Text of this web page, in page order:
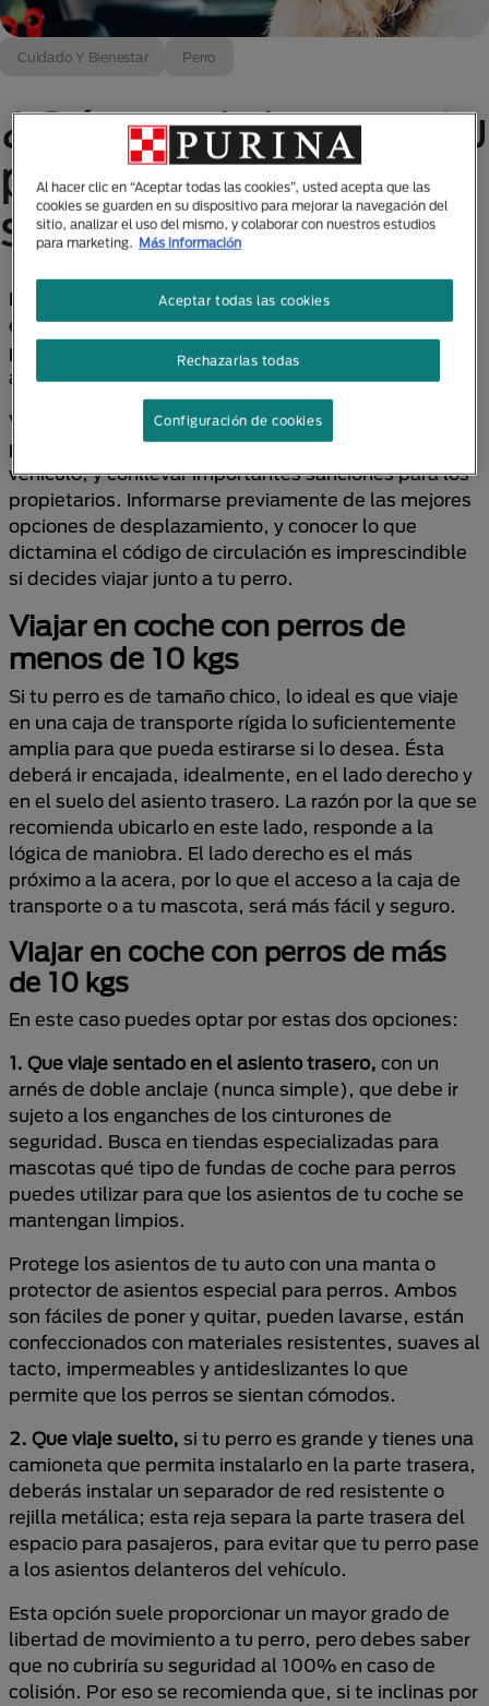
Cuidado Y Bienestar Perro
¿Cómo viajar con tu
perro de forma
segura en auto?
El auto es el mejor aliado para compartir nuevas
experiencias con tu amigo de cuatro patas. Es ideal
por el nivel de control y autonomía que te permite,
además de ser seguro y cómodo para tu mascota.
Viajar con mascotas es una responsabilidad que
puede poner en peligro a todos los ocupantes del
vehículo, y conllevar importantes sanciones para los
propietarios. Informarse previamente de las mejores
opciones de desplazamiento, y conocer lo que
dictamina el código de circulación es imprescindible
si decides viajar junto a tu perro.
Viajar en coche con perros de
menos de 10 kgs
Si tu perro es de tamaño chico, lo ideal es que viaje
en una caja de transporte rígida lo suficientemente
amplia para que pueda estirarse si lo desea. Ésta
deberá ir encajada, idealmente, en el lado derecho y
en el suelo del asiento trasero. La razón por la que se
recomienda ubicarlo en este lado, responde a la
lógica de maniobra. El lado derecho es el más
próximo a la acera, por lo que el acceso a la caja de
transporte o a tu mascota, será más fácil y seguro.
Viajar en coche con perros de más
de 10 kgs
En este caso puedes optar por estas dos opciones:
1. Que viaje sentado en el asiento trasero, con un
arnés de doble anclaje (nunca simple), que debe ir
sujeto a los enganches de los cinturones de
seguridad. Busca en tiendas especializadas para
mascotas qué tipo de fundas de coche para perros
puedes utilizar para que los asientos de tu coche se
mantengan limpios.
Protege los asientos de tu auto con una manta o
protector de asientos especial para perros. Ambos
son fáciles de poner y quitar, pueden lavarse, están
confeccionados con materiales resistentes, suaves al
tacto, impermeables y antideslizantes lo que
permite que los perros se sientan cómodos.
2. Que viaje suelto, si tu perro es grande y tienes una
camioneta que permita instalarlo en la parte trasera,
deberás instalar un separador de red resistente o
rejilla metálica; esta reja separa la parte trasera del
espacio para pasajeros, para evitar que tu perro pase
a los asientos delanteros del vehículo.
Esta opción suele proporcionar un mayor grado de
libertad de movimiento a tu perro, pero debes saber
que no cubriría su seguridad al 100% en caso de
colisión. Por eso se recomienda que, si te inclinas por
Al hacer clic en “Aceptar todas las cookies”, usted acepta que las
cookies se guarden en su dispositivo para mejorar la navegación del
sitio, analizar el uso del mismo, y colaborar con nuestros estudios
para marketing.
Más información
Rechazarlas todas
Aceptar todas las cookies
Configuración de cookies